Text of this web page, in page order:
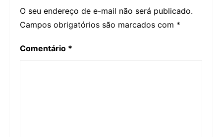
O seu endereço de e-mail não será publicado.
Campos obrigatórios são marcados com *
Comentário *